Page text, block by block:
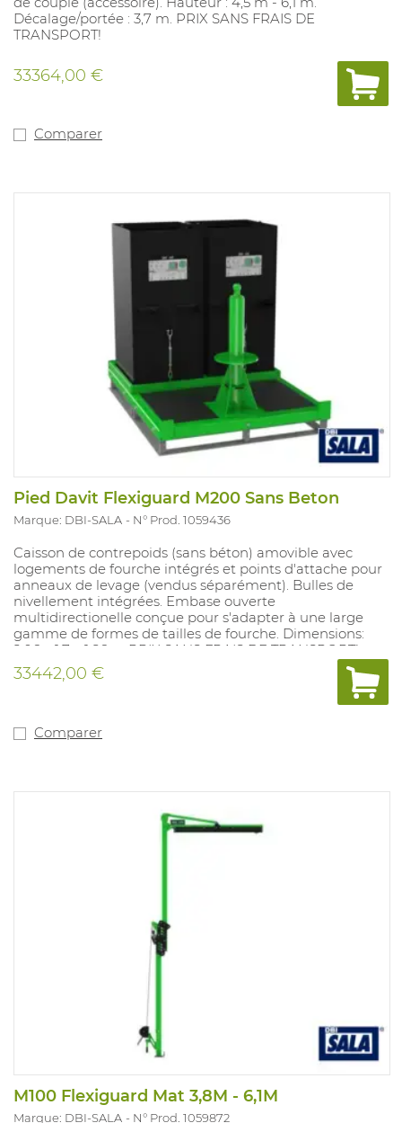
Décalage/portée : 3,7 m. PRIX SANS FRAIS DE
TRANSPORT!
33364,00 €
Comparer
Pied Davit Flexiguard M200 Sans Beton
Marque: DBI-SALA N° Prod. 1059436
Caisson de contrepoids (sans béton) amovible avec
logements de fourche intégrés et points d'attache pour
anneaux de levage (vendus séparément). Bulles de
nivellement intégrées. Embase ouverte
multidirectionelle conçue pour s'adapter à une large
gamme de formes de tailles de fourche. Dimensions:
2,06 x 1,7 x 1,86m. PRIX SANS FRAIS DE TRANSPORT!
33442,00 €
Comparer
M100 Flexiguard Mat 3,8M - 6,1M
Marque: DBI-SALA N° Prod. 1059872